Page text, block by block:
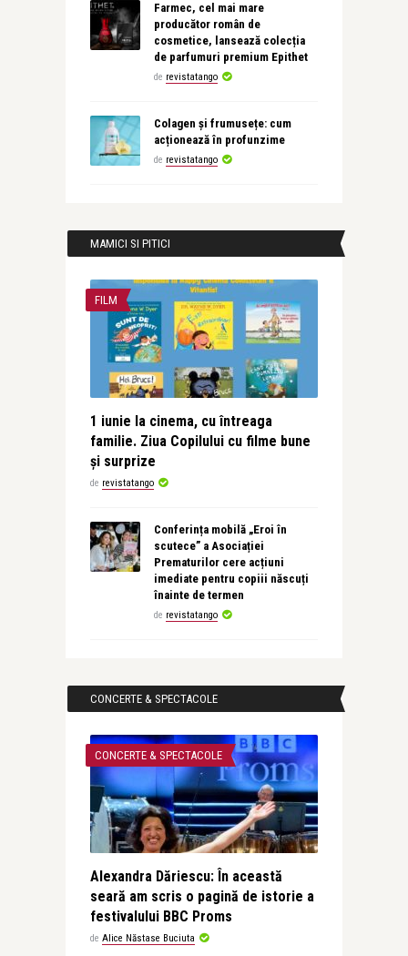
Farmec, cel mai mare
producător român de
cosmetice, lansează colecția
de parfumuri premium Epithet
de revistatango
Colagen și frumusețe: cum
acționează în profunzime
de revistatango
MAMICI SI PITICI
FILM
1 iunie la cinema, cu întreaga
familie. Ziua Copilului cu filme bune
și surprize
de revistatango
Conferința mobilă „Eroi în
scutece” a Asociației
Prematurilor cere acțiuni
imediate pentru copiii născuți
înainte de termen
de revistatango
CONCERTE & SPECTACOLE
CONCERTE & SPECTACOLE
Alexandra Dăriescu: În această
seară am scris o pagină de istorie a
festivalului BBC Proms
de Alice Năstase Buciuta